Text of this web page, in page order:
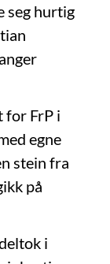
seg hurtig
for FrP i
egne
stein fra
på
i